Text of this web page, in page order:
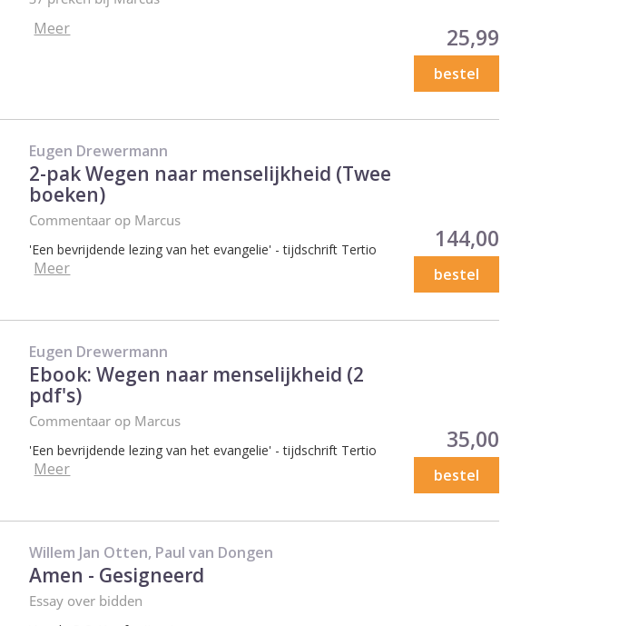
Meer Prijs
25,99
bestel
Eugen Drewermann
2-pak Wegen naar menselijkheid (Twee
boeken)
Commentaar op Marcus
'Een bevrijdende lezing van het evangelie' - tijdschrift Tertio
Meer
Prijs
144,00
bestel
Eugen Drewermann
Ebook: Wegen naar menselijkheid (2
pdf's)
Commentaar op Marcus
'Een bevrijdende lezing van het evangelie' - tijdschrift Tertio
Meer
Prijs
35,00
bestel
Willem Jan Otten, Paul van Dongen
Amen - Gesigneerd
Essay over bidden